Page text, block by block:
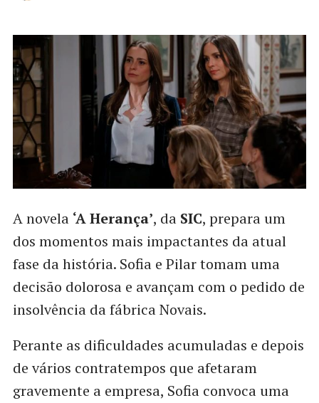
A novela ‘A Herança’, da SIC, prepara um
dos momentos mais impactantes da atual
fase da história. Sofia e Pilar tomam uma
decisão dolorosa e avançam com o pedido de
insolvência da fábrica Novais.
Perante as dificuldades acumuladas e depois
de vários contratempos que afetaram
gravemente a empresa, Sofia convoca uma